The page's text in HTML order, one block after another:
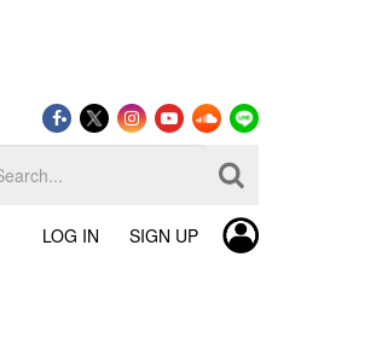
LOG IN SIGN UP